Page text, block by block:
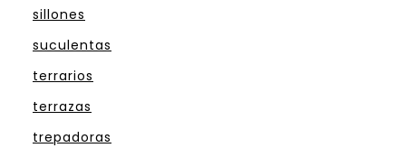
sillones
suculentas
terrarios
terrazas
trepadoras